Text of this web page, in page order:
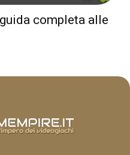
completa alle